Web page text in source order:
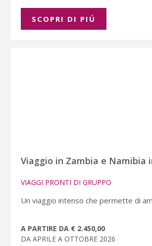
SCOPRI DI PIÚ
Viaggio in Zambia e Namibia
VIAGGI PRONTI DI GRUPPO
Un viaggio intenso che permette di
A PARTIRE DA € 2.450,00
DA APRILE A OTTOBRE 2026